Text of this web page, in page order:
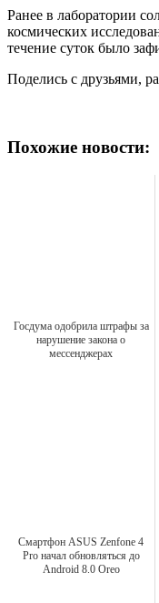
Ранее в лаборатории
космических
течение суток было
Поделись с друзьями,
Похожие новости:
Госдума одобрила штрафы за
нарушение закона о
мессенджерах
Смартфон ASUS Zenfone 4
Pro начал обновляться до
Android 8.0 Oreo